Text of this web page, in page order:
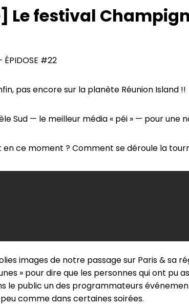
Le festival
ÉPIDOSE #22
pas encore sur la planète Réunion Island !!
Sud — le meilleur média « péi » — pour une
en ce moment ? Comment se déroule la
images de notre passage sur Paris &
» pour dire que les personnes qui ont
le public un des programmateurs
comme dans certaines soirées.